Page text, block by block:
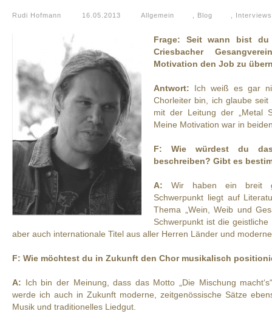
Rudi Hofmann 16.05.2013 Allgemein Blog Interviews
Frage: Seit wann bist du
Criesbacher
Motivation den Job zu
Antwort: Ich weiß es gar
Chorleiter bin, ich glaube
mit der Leitung der „Metal
Meine Motivation war in
F: Wie würdest du
beschreiben? Gibt es
A: Wir haben ein breit
Schwerpunkt liegt auf
Thema „Wein, Weib und
Schwerpunkt ist die
aber auch internationale Titel aus aller Herren Länder und
F: Wie möchtest du in Zukunft den Chor musikalisch
A: Ich bin der Meinung, dass das Motto „Die Mischung
werde ich auch in Zukunft moderne, zeitgenössische Sätze
Musik und traditionelles Liedgut.